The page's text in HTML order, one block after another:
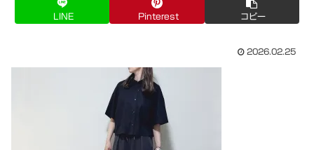
LINE Pinterest コピー
2026.02.25